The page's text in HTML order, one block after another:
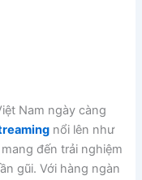
Nam ngày càng
nổi lên như
đến trải nghiệm
gũi. Với hàng ngàn